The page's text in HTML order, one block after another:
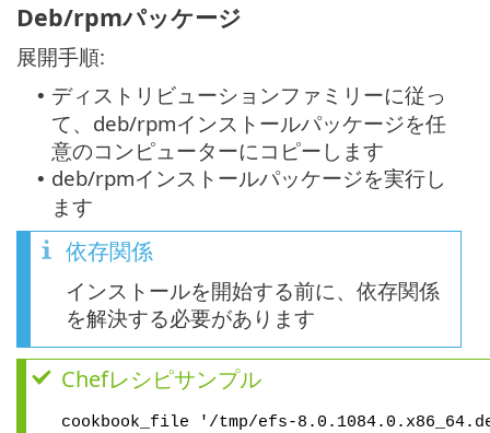
Deb/rpmパッケージ
展開手順:
• ディストリビューションファミリーに従っ
て、deb/rpmインストールパッケージを任
意のコンピューターにコピーします
• deb/rpmインストールパッケージを実行し
ます
依存関係
インストールを開始する前に、依存関係
を解決する必要があります
Chefレシピサンプル
cookbook_file '/tmp/efs-